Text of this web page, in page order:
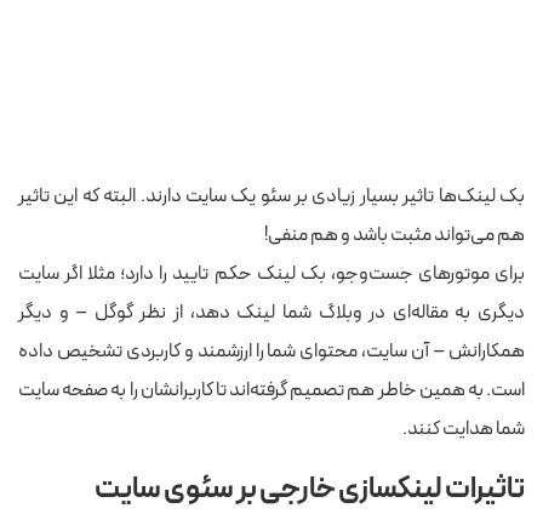
بک‌ لینک‌ها تاثیر بسیار زیادی بر سئو یک سایت دارند. البته که این تاثیر
هم می‌تواند مثبت باشد و هم منفی!
برای موتورهای جست‌و‌جو، بک لینک حکم تایید را دارد؛ مثلا اگر سایت
دیگری به مقاله‌ای در وبلاگ شما لینک دهد، از نظر گوگل – و دیگر
همکارانش – آن سایت، محتوای شما را ارزشمند و کاربردی تشخیص داده
است. به همین خاطر هم تصمیم گرفته‌اند تا کاربرانشان را به صفحه سایت
شما هدایت کنند.
تاثیرات لینکسازی خارجی بر سئوی سایت